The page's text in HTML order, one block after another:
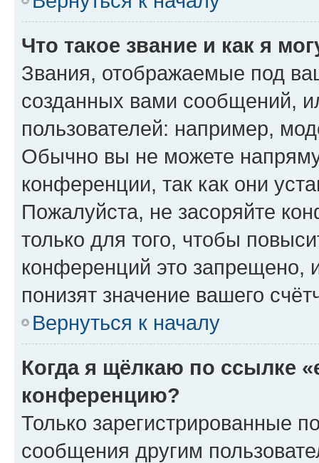
Что такое звание и как я
Звания, отображаемые под
созданных вами сообщений,
пользователей: например,
Обычно вы не можете
конференции, так как они
Пожалуйста, не засоряйте
только для того, чтобы
конференций это запрещено,
понизят значение вашего
Вернуться к началу
Когда я щёлкаю по ссылке
конференцию?
Только зарегистрированные
сообщения другим